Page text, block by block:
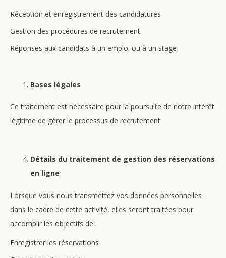
Réception et enregistrement des candidatures
Gestion des procédures de recrutement
Réponses aux candidats à un emploi ou à un stage
Bases légales
Ce traitement est nécessaire pour la poursuite de notre intérêt
légitime de gérer le processus de recrutement.
Détails du traitement de gestion des réservations
en ligne
Lorsque vous nous transmettez vos données personnelles
dans le cadre de cette activité, elles seront traitées pour
accomplir les objectifs de :
Enregistrer les réservations